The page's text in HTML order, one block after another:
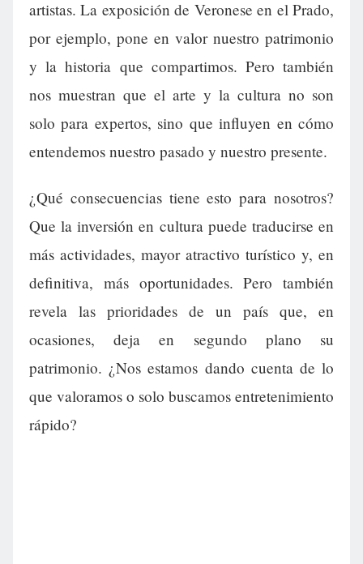
artistas. La exposición de Veronese en el Prado,
por ejemplo, pone en valor nuestro patrimonio
y la historia que compartimos. Pero también
nos muestran que el arte y la cultura no son
solo para expertos, sino que influyen en cómo
entendemos nuestro pasado y nuestro presente.
¿Qué consecuencias tiene esto para nosotros?
Que la inversión en cultura puede traducirse en
más actividades, mayor atractivo turístico y, en
definitiva, más oportunidades. Pero también
revela las prioridades de un país que, en
ocasiones, deja en segundo plano su
patrimonio. ¿Nos estamos dando cuenta de lo
que valoramos o solo buscamos entretenimiento
rápido?